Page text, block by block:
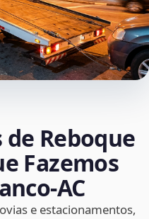
Reboque
Fazemos
e estacionamentos,